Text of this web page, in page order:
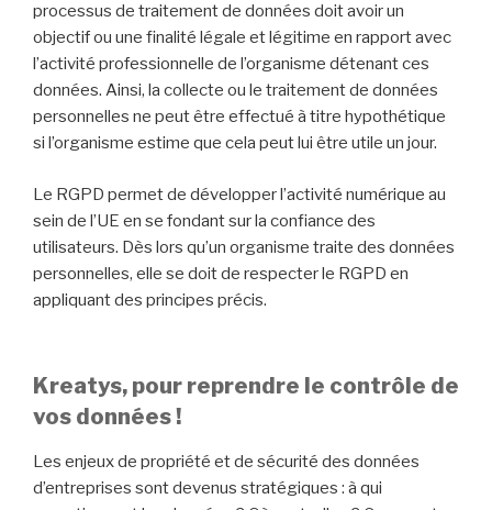
processus de traitement de données doit avoir un
objectif ou une finalité légale et légitime en rapport avec
l’activité professionnelle de l’organisme détenant ces
données. Ainsi, la collecte ou le traitement de données
personnelles ne peut être effectué à titre hypothétique
si l’organisme estime que cela peut lui être utile un jour.
Le RGPD permet de développer l’activité numérique au
sein de l’UE en se fondant sur la confiance des
utilisateurs. Dès lors qu’un organisme traite des données
personnelles, elle se doit de respecter le RGPD en
appliquant des principes précis.
Kreatys, pour reprendre le contrôle de
vos données !
Les enjeux de propriété et de sécurité des données
d’entreprises sont devenus stratégiques : à qui